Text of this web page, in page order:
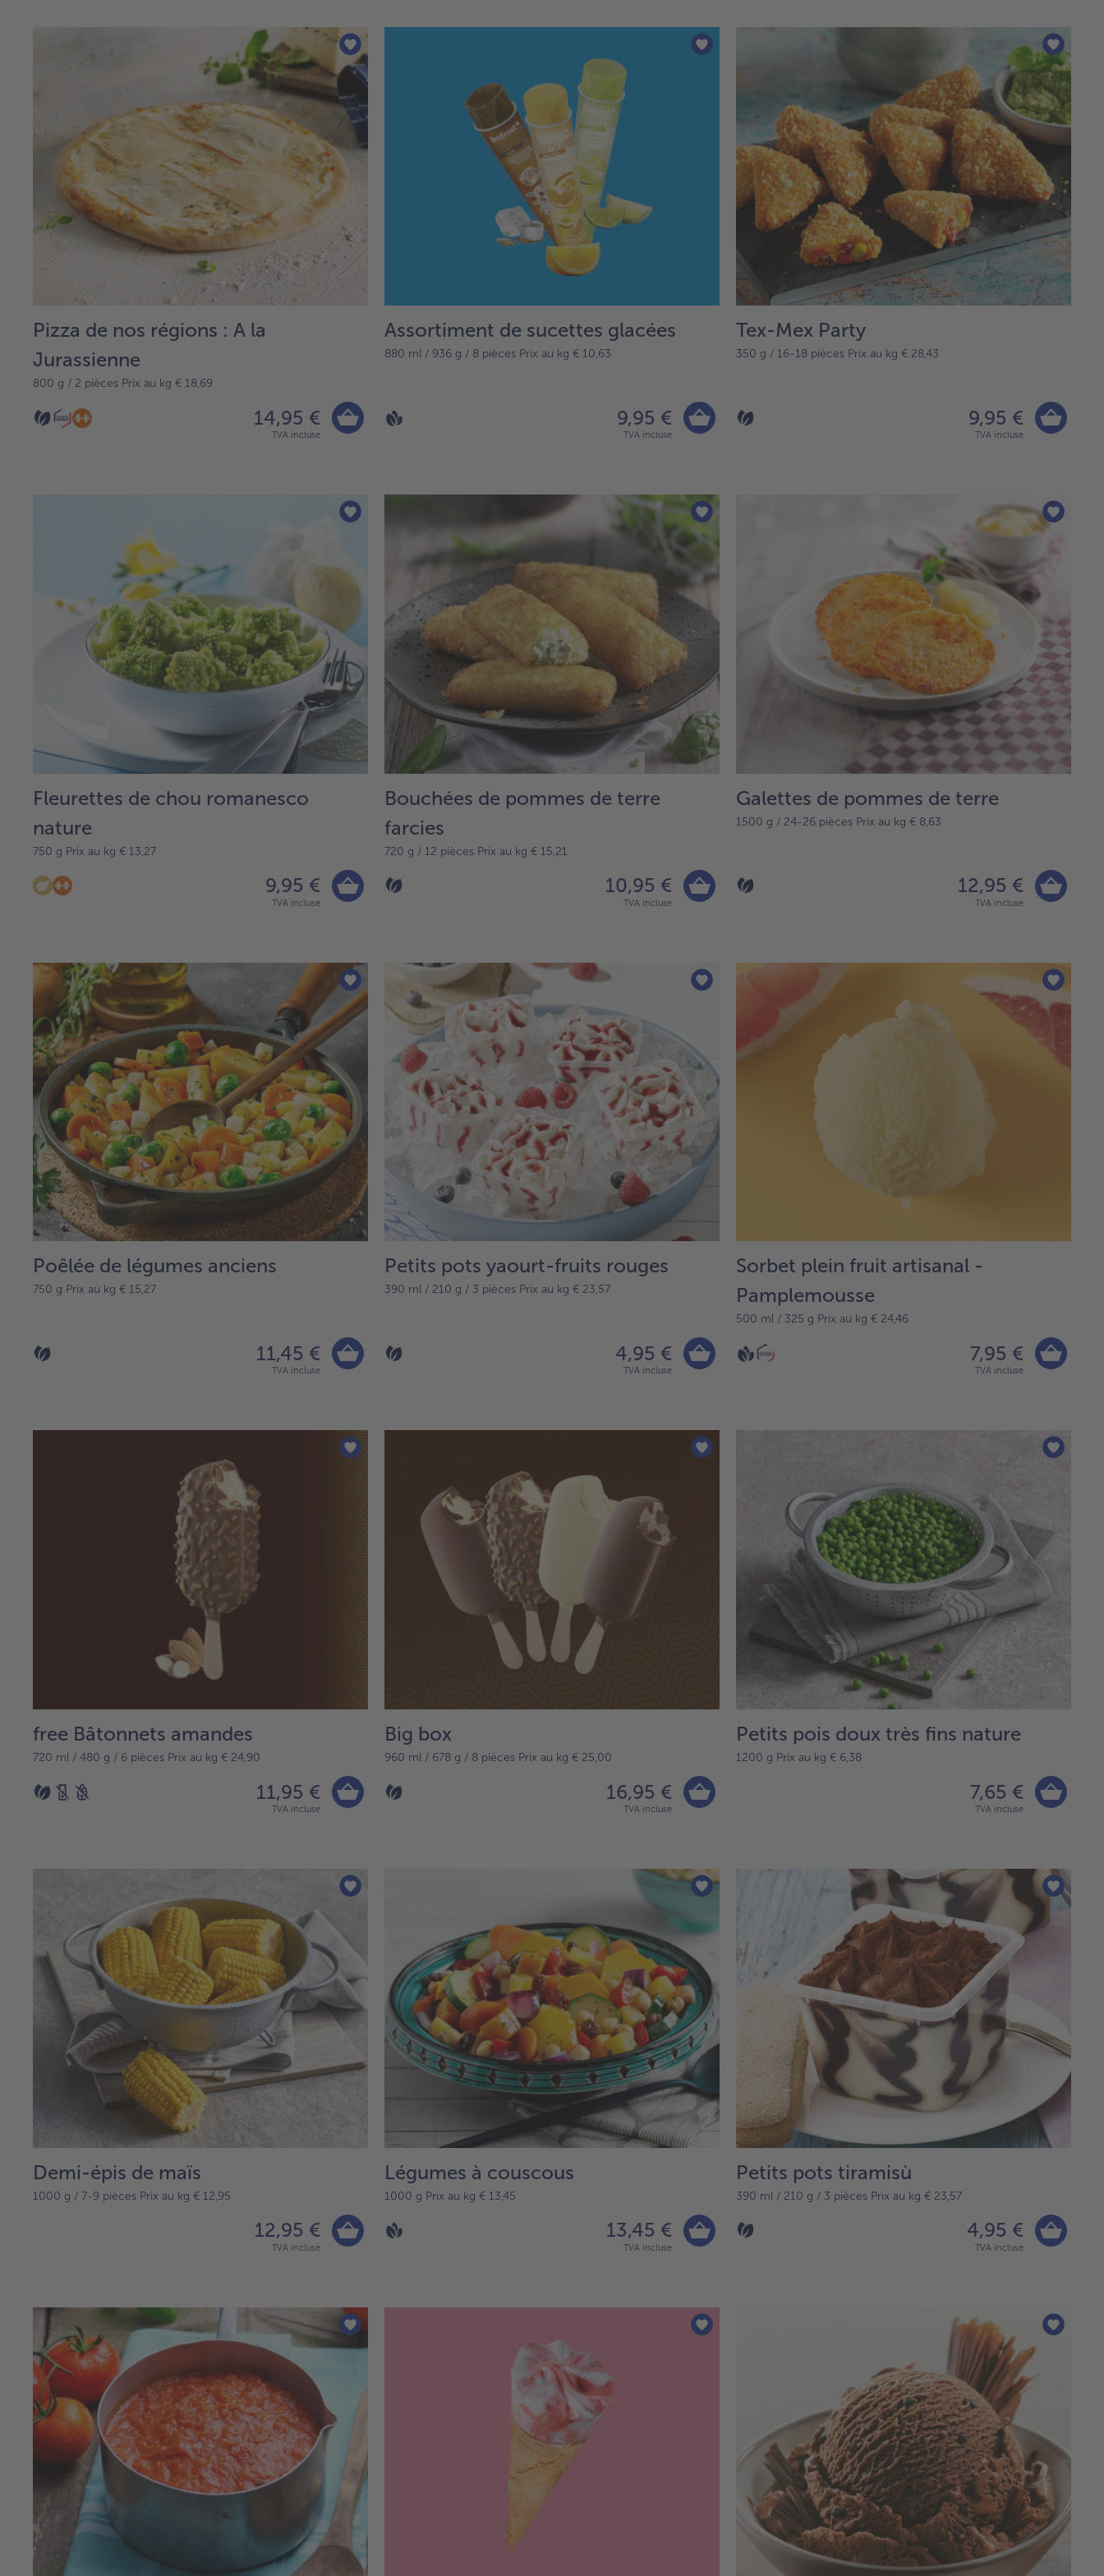
Vous
articles
sur
liste.
Pizza de nos régions : A la
Jurassienne
800 g / 2 pièces Prix au kg € 18,69
14,95 €
TVA incluse
Assortiment de sucettes glacées
880 ml / 936 g / 8 pièces Prix au kg € 10,63
9,95 €
TVA incluse
Tex-Mex Party
350 g / 16-18 pièces Prix au kg € 28,43
9,95 €
TVA incluse
Fleurettes de chou romanesco
nature
750 g Prix au kg € 13,27
9,95 €
TVA incluse
Bouchées de pommes de terre
farcies
720 g / 12 pièces Prix au kg € 15,21
10,95 €
TVA incluse
Galettes de pommes de terre
1500 g / 24-26 pièces Prix au kg € 8,63
12,95 €
TVA incluse
Poêlée de légumes anciens
750 g Prix au kg € 15,27
11,45 €
TVA incluse
Petits pots yaourt-fruits rouges
390 ml / 210 g / 3 pièces Prix au kg € 23,57
4,95 €
TVA incluse
Sorbet plein fruit artisanal -
Pamplemousse
500 ml / 325 g Prix au kg € 24,46
7,95 €
TVA incluse
free Bâtonnets amandes
720 ml / 480 g / 6 pièces Prix au kg € 24,90
11,95 €
TVA incluse
Big box
960 ml / 678 g / 8 pièces Prix au kg € 25,00
16,95 €
TVA incluse
Petits pois doux très fins nature
1200 g Prix au kg € 6,38
7,65 €
TVA incluse
Demi-épis de maïs
1000 g / 7-9 pièces Prix au kg € 12,95
12,95 €
TVA incluse
Légumes à couscous
1000 g Prix au kg € 13,45
13,45 €
TVA incluse
Petits pots tiramisù
390 ml / 210 g / 3 pièces Prix au kg € 23,57
4,95 €
TVA incluse